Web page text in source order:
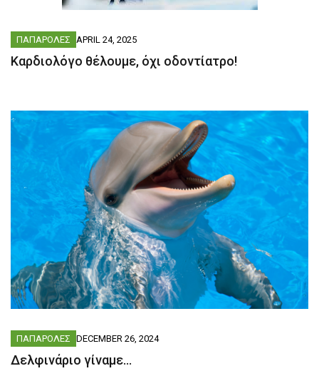
ΠΑΠΑΡΟΛΕΣ APRIL 24, 2025
Kαρδιολόγο θέλουμε, όχι οδοντίατρο!
ΠΑΠΑΡΟΛΕΣ DECEMBER 26, 2024
Δελφινάριο γίναμε…